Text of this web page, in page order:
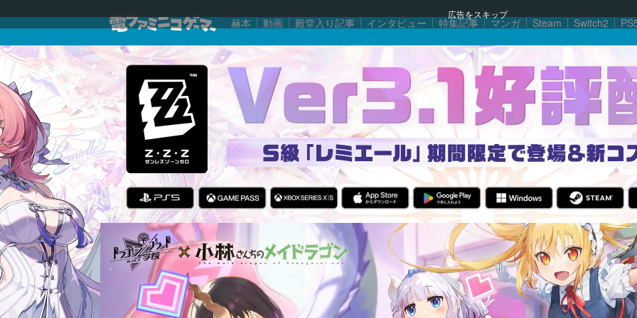
広告をスキップ
赫本 動画 殿堂入り記事 インタビュー 特集記事 マンガ Steam Switch2